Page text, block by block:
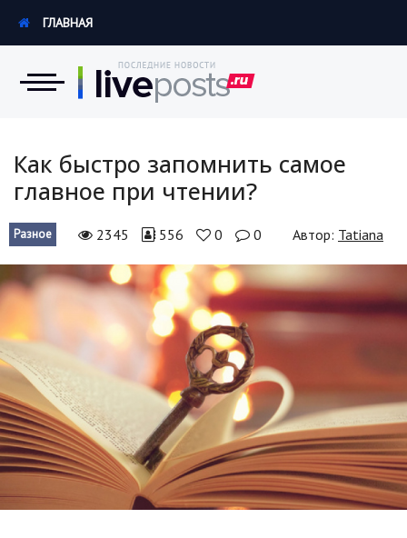
Новости
Экономика
Происшествия
Hi-Tech. Интернет
Наука и техника
Политика
Образование
В мире
Культура
ГЛАВНАЯ
Как быстро запомнить самое
главное при чтении?
Разное 2345 556 0 0 Автор: Tatiana